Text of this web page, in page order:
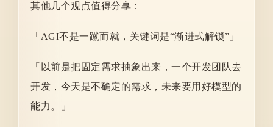
其他几个观点值得分享：
「AGI不是一蹴而就，关键词是“渐进式解锁”」
「以前是把固定需求抽象出来，一个开发团队去
开发，今天是不确定的需求，未来要用好模型的
能力。」